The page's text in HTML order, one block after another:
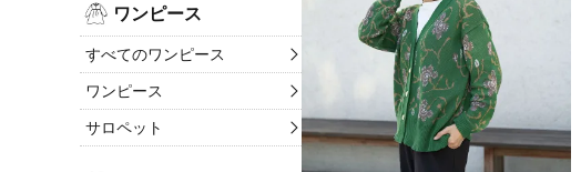
ワンピース
すべてのワンピース
ワンピース
サロペット